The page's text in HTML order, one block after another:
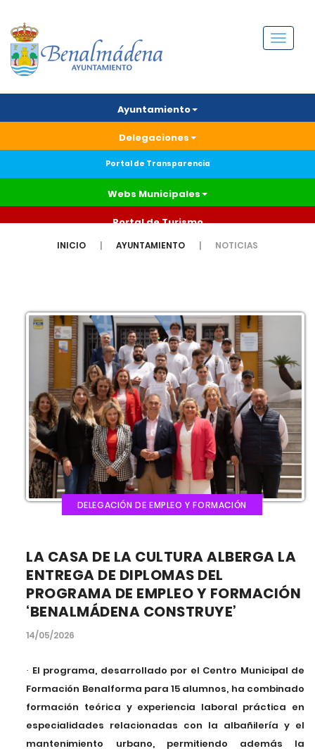
Menú
Ayuntamiento
Delegaciones
Portal de Transparencia
Webs Municipales
Portal de Turismo
INICIO AYUNTAMIENTO NOTICIAS
DELEGACIÓN DE EMPLEO Y FORMACIÓN
LA CASA DE LA CULTURA ALBERGA LA
ENTREGA DE DIPLOMAS DEL
PROGRAMA DE EMPLEO Y FORMACIÓN
‘BENALMÁDENA CONSTRUYE’
14/05/2026
· El programa, desarrollado por el Centro Municipal de
Formación Benalforma para 15 alumnos, ha combinado
formación teórica y experiencia laboral práctica en
especialidades relacionadas con la albañilería y el
mantenimiento urbano, permitiendo además la